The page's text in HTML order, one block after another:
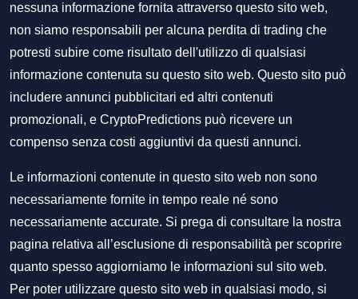
nessuna informazione fornita attraverso questo sito web,
non siamo responsabili per alcuna perdita di trading che
potresti subire come risultato dell'utilizzo di qualsiasi
informazione contenuta su questo sito web. Questo sito può
includere annunci pubblicitari ed altri contenuti
promozionali, e CryptoPredictions può ricevere un
compenso senza costi aggiuntivi da questi annunci.
Le informazioni contenute in questo sito web non sono
necessariamente fornite in tempo reale né sono
necessariamente accurate. Si prega di consultare la nostra
pagina relativa all’esclusione di responsabilità per scoprire
quanto spesso aggiorniamo le informazioni sul sito web.
Per poter utilizzare questo sito web in qualsiasi modo, si